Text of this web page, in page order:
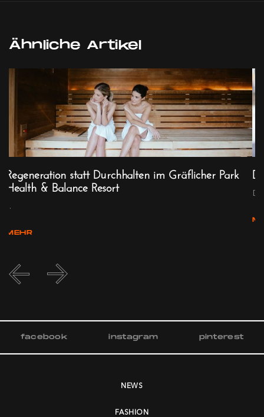
Ähnliche Artikel
Regeneration statt Durchhalten im Gräflicher Park
Health & Balance Resort
...
MEHR
facebook instagram pinterest
NEWS
FASHION